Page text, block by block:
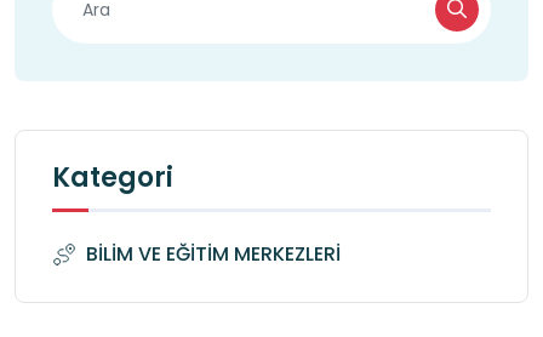
Kategori
BİLİM VE EĞİTİM MERKEZLERİ